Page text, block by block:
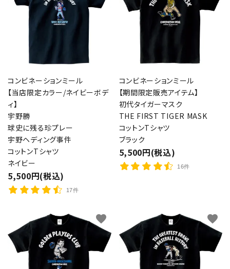
コンビネーションミール
【当店限定カラー/ネイビーボデ
ィ】
宇野勝
球史に残る珍プレー
宇野ヘディング事件
コットンTシャツ
ネイビー
5,500円(税込)
17件
コンビネーションミール
【期間限定販売アイテム】
初代タイガーマスク
THE FIRST TIGER MASK
コットンTシャツ
ブラック
5,500円(税込)
16件
favorite favorite